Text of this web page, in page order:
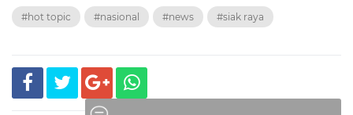
#hot topic #nasional #news #siak raya